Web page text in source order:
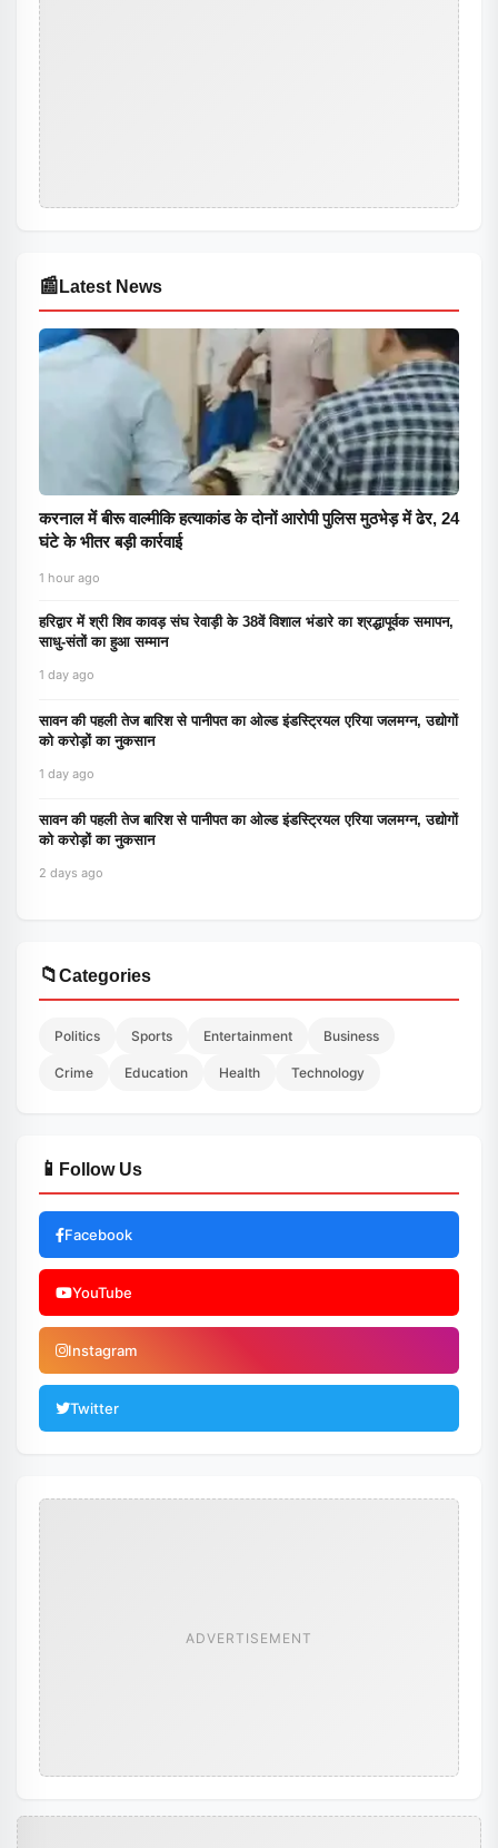
📰 Latest News
करनाल में बीरू वाल्मीकि हत्याकांड के दोनों आरोपी पुलिस मुठभेड़ में ढेर, 24
घंटे के भीतर बड़ी कार्रवाई
1 hour ago
हरिद्वार में श्री शिव कावड़ संघ रेवाड़ी के 38वें विशाल भंडारे का श्रद्धापूर्वक समापन,
साधु-संतों का हुआ सम्मान
1 day ago
सावन की पहली तेज बारिश से पानीपत का ओल्ड इंडस्ट्रियल एरिया जलमग्न, उद्योगों
को करोड़ों का नुकसान
1 day ago
सावन की पहली तेज बारिश से पानीपत का ओल्ड इंडस्ट्रियल एरिया जलमग्न, उद्योगों
को करोड़ों का नुकसान
2 days ago
📁Categories
Politics Sports Entertainment Business
Crime Education Health Technology
📱 Follow Us
Facebook
YouTube
Instagram
Twitter
ADVERTISEMENT